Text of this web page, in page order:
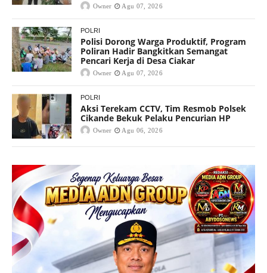
Owner Agu 07, 2026
POLRI
Polisi Dorong Warga Produktif, Program
Poliran Hadir Bangkitkan Semangat
Pencari Kerja di Desa Ciakar
Owner Agu 07, 2026
POLRI
Aksi Terekam CCTV, Tim Resmob Polsek
Cikande Bekuk Pelaku Pencurian HP
Owner Agu 06, 2026